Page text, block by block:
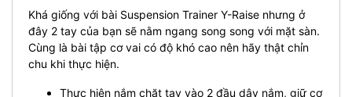
Khá giống với bài Suspension Trainer Y-Raise nhưng ở
đây 2 tay của bạn sẽ nằm ngang song song với mặt sàn.
Cùng là bài tập cơ vai có độ khó cao nên hãy thật chỉn
chu khi thực hiện.
Thực hiện nắm chặt tay vào 2 đầu dây nắm, giữ cơ